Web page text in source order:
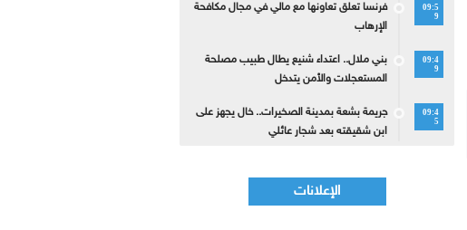
09:5
9
فرنسا تعلق تعاونها مع مالي في مجال مكافحة
الإرهاب
09:4
9
بني ملال.. اعتداء شنيع يطال طبيب مصلحة
المستعجلات والأمن يتدخل
09:4
5
جريمة بشعة بمدينة الصخيرات.. خال يجهز على
ابن شقيقته بعد شجار عائلي
الإعلانات